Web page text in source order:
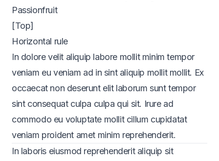
Passionfruit
[Top]
Horizontal rule
In dolore velit aliquip labore mollit minim tempor
veniam eu veniam ad in sint aliquip mollit mollit. Ex
occaecat non deserunt elit laborum sunt tempor
sint consequat culpa culpa qui sit. Irure ad
commodo eu voluptate mollit cillum cupidatat
veniam proident amet minim reprehenderit.
In laboris eiusmod reprehenderit aliquip sit